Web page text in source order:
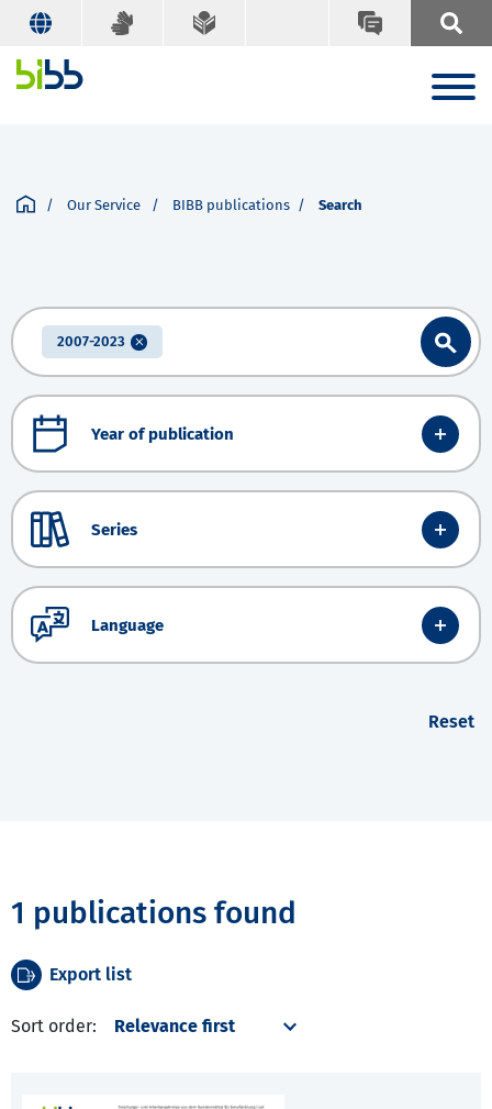
Our Service BIBB publications Search
2007-2023
Year of publication
Series
Language
Reset
1 publications found
Export list
Sort order: